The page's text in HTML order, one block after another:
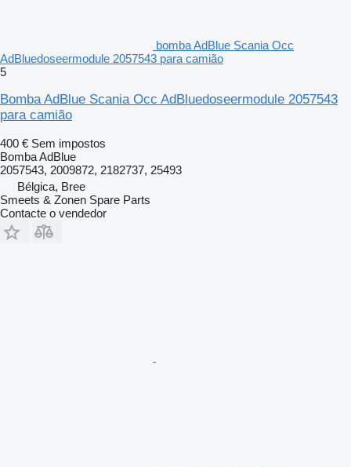
bomba AdBlue Scania Occ
AdBluedoseermodule 2057543 para camião
5
Bomba AdBlue Scania Occ AdBluedoseermodule 2057543
para camião
400 € Sem impostos
Bomba AdBlue
2057543, 2009872, 2182737, 25493
Bélgica, Bree
Smeets & Zonen Spare Parts
Contacte o vendedor